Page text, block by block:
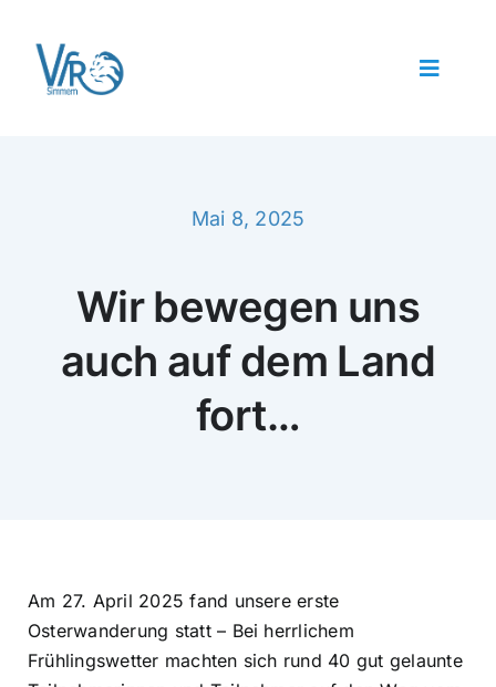
Inhalt
springen
Toggle
Kontakt
Bestenliste SVR
Mai 8, 2025
Wir bewegen uns
auch auf dem Land
fort…
Am 27. April 2025 fand unsere erste
Osterwanderung statt – Bei herrlichem
Frühlingswetter machten sich rund 40 gut gelaunte